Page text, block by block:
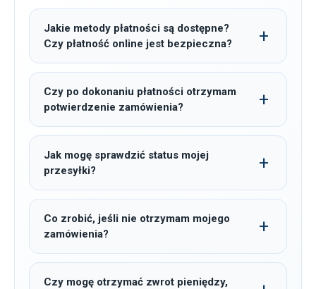
Jakie metody płatności są dostępne?
Czy płatność online jest bezpieczna?
Czy po dokonaniu płatności otrzymam
potwierdzenie zamówienia?
Jak mogę sprawdzić status mojej
przesyłki?
Co zrobić, jeśli nie otrzymam mojego
zamówienia?
Czy mogę otrzymać zwrot pieniędzy,